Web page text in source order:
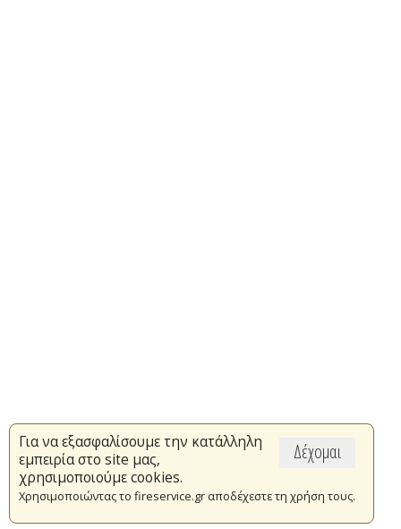
Δέχομαι
Για να εξασφαλίσουμε την κατάλληλη
εμπειρία στο site μας,
χρησιμοποιούμε cookies.
Χρησιμοποιώντας το fireservice.gr αποδέχεστε τη χρήση τους.